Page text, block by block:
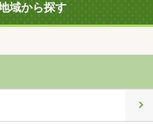
域から探す